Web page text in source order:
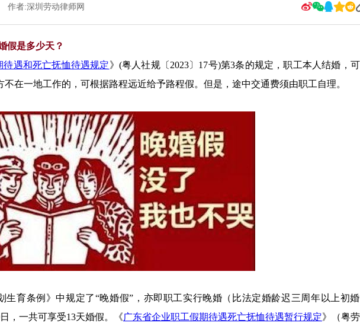
作者:深圳劳动律师网
假是多少天？
待遇和死亡抚恤待遇规定》(粤人社规〔2023〕17号)第3条的规定，职工本人结婚，
在一地工作的，可根据路程远近给予路程假。但是，途中交通费须由职工自理。
生育条例》中规定了“晚婚假”，亦即职工实行晚婚（比法定婚龄迟三周年以上初
，一共可享受13天婚假。《广东省企业职工假期待遇死亡抚恤待遇暂行规定》（粤